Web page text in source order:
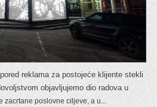
reklama za postojeće klijente stekli
objavljujemo dio radova u
zacrtane poslovne ciljeve, a u...